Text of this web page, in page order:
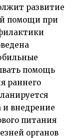
развитие
помощи при
помощь
раннего
и внедрение
питания
органов